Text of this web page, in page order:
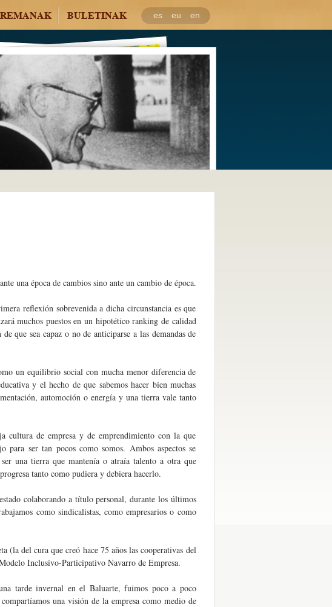
BULETINAK es eu en
una época de cambios sino ante un cambio de época.
reflexión sobrevenida a dicha circunstancia es que
muchos puestos en un hipotético ranking de calidad
que sea capaz o no de anticiparse a las demandas de
un equilibrio social con mucha menor diferencia de
y el hecho de que sabemos hacer bien muchas
automoción o energía y una tierra vale tanto
cultura de empresa y de emprendimiento con la que
para ser tan pocos como somos. Ambos aspectos se
una tierra que mantenía o atraía talento a otra que
tanto como pudiera y debiera hacerlo.
colaborando a título personal, durante los últimos
como sindicalistas, como empresarios o como
del cura que creó hace 75 años las cooperativas del
Inclusivo-Participativo Navarro de Empresa.
tarde invernal en el Baluarte, fuimos poco a poco
una visión de la empresa como medio de